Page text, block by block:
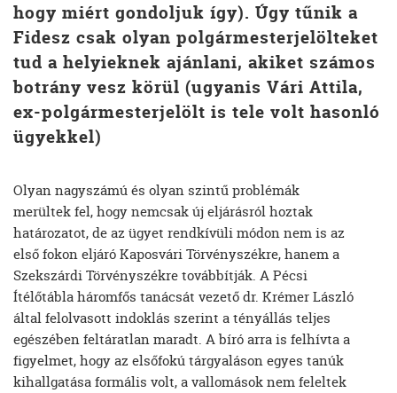
hogy miért gondoljuk így). Úgy tűnik a
Fidesz csak olyan polgármesterjelölteket
tud a helyieknek ajánlani, akiket számos
botrány vesz körül (ugyanis Vári Attila,
ex-polgármesterjelölt is tele volt hasonló
ügyekkel)
Olyan nagyszámú és olyan szintű problémák
merültek fel, hogy nemcsak új eljárásról hoztak
határozatot, de az ügyet rendkívüli módon nem is az
első fokon eljáró Kaposvári Törvényszékre, hanem a
Szekszárdi Törvényszékre továbbítják. A Pécsi
Ítélőtábla háromfős tanácsát vezető dr. Krémer László
által felolvasott indoklás szerint a tényállás teljes
egészében feltáratlan maradt. A bíró arra is felhívta a
figyelmet, hogy az elsőfokú tárgyaláson egyes tanúk
kihallgatása formális volt, a vallomások nem feleltek